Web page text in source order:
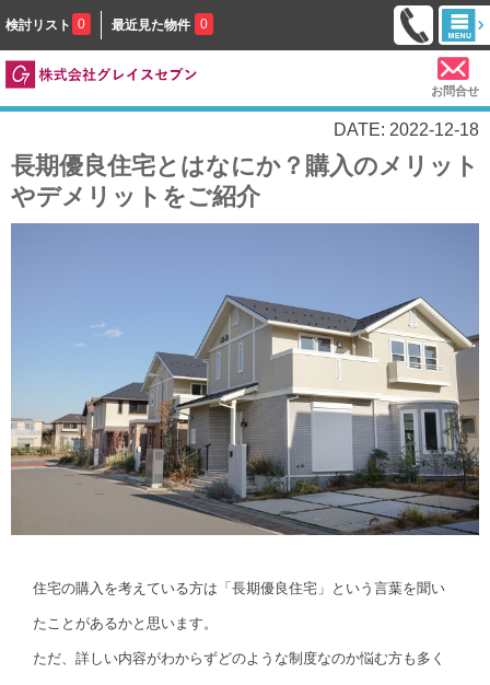
検討リスト 0 最近見た物件 0
お問合せ
DATE: 2022-12-18
長期優良住宅とはなにか？購入のメリット
やデメリットをご紹介
住宅の購入を考えている方は「長期優良住宅」という言葉を聞い
たことがあるかと思います。
ただ、詳しい内容がわからずどのような制度なのか悩む方も多く